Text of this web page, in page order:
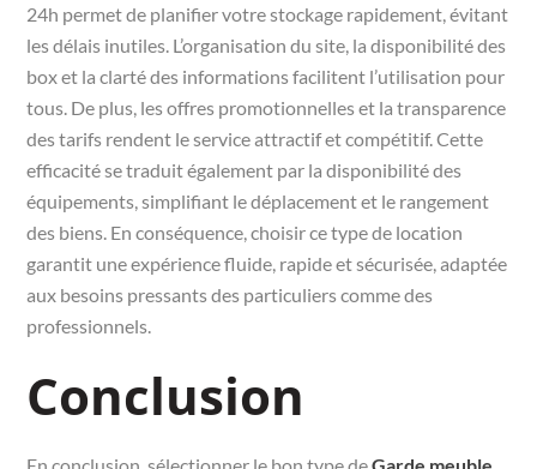
24h permet de planifier votre stockage rapidement, évitant
les délais inutiles. L’organisation du site, la disponibilité des
box et la clarté des informations facilitent l’utilisation pour
tous. De plus, les offres promotionnelles et la transparence
des tarifs rendent le service attractif et compétitif. Cette
efficacité se traduit également par la disponibilité des
équipements, simplifiant le déplacement et le rangement
des biens. En conséquence, choisir ce type de location
garantit une expérience fluide, rapide et sécurisée, adaptée
aux besoins pressants des particuliers comme des
professionnels.
Conclusion